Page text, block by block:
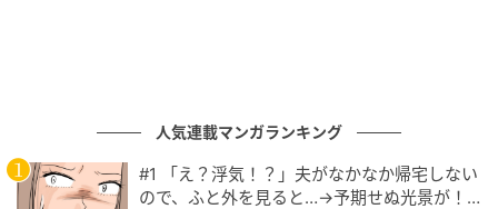
とともに一息つける場所としたのだそう。
人気連載マンガランキング
#1 「え？浮気！？」夫がなかなか帰宅しない
ので、ふと外を見ると…→予期せぬ光景が！